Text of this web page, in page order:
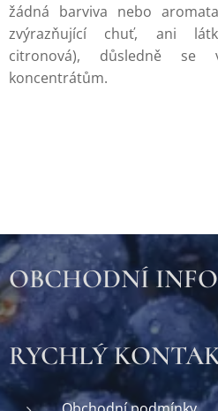
žádná barviva nebo
zvýrazňující chuť, ani
citronová), důsledně se
koncentrátům.
OBCHODNÍ
RYCHLÝ